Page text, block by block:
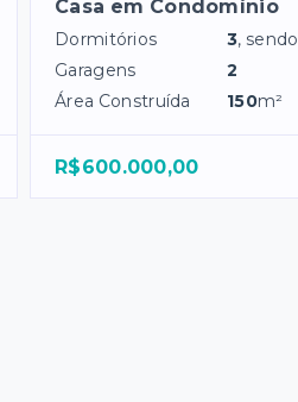
Casa em Condomínio
Dormitórios 3, sendo
Garagens
2
Área Construída
150m²
R$600.000,00